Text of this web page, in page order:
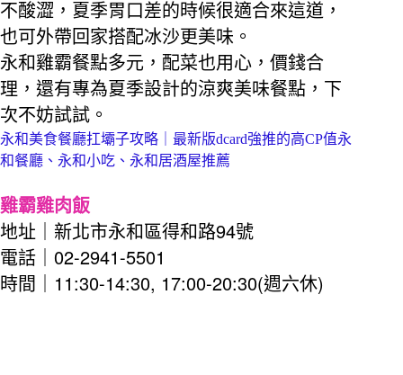
不酸澀，夏季胃口差的時候很適合來這道，
也可外帶回家搭配冰沙更美味。
永和雞霸餐點多元，配菜也用心，價錢合
理，還有專為夏季設計的涼爽美味餐點，下
次不妨試試。
永和美食餐廳扛壩子攻略｜最新版dcard強推的高CP值永
和餐廳、永和小吃、永和居酒屋推薦
雞霸雞肉飯
地址｜新北市永和區得和路94號
電話｜ 02-2941-5501
時間｜ 11:30-14:30, 17:00-20:30(週六休)